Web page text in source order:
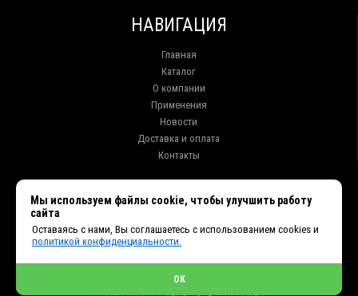
НАВИГАЦИЯ
Главная
Каталог
О компании
Применения
Новости
Доставка и оплата
Контакты
+7 (914) 010-76-83, 8 (3952) 93-27-93 - Отдел продаж
+7 (950) 075-85-99 - Техническая поддержка
et2@et38.ru - Отдел продаж
Мы используем файлы cookie, чтобы улучшить работу
сайта
Оставаясь с нами, Вы соглашаетесь с использованием cookies и
политикой конфиденциальности.
OK